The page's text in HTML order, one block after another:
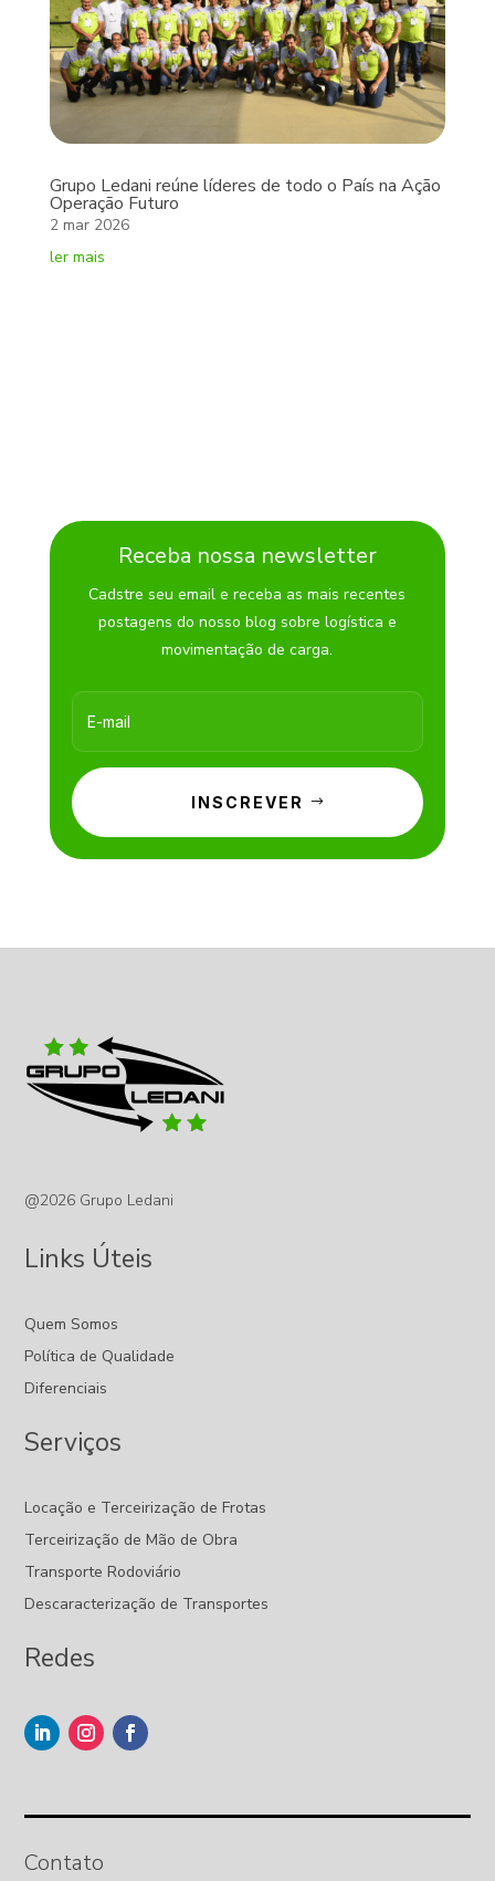
Grupo Ledani reúne líderes de todo o País na Ação
Operação Futuro
2 mar 2026
ler mais
Receba nossa newsletter
Cadstre seu email e receba as mais recentes
postagens do nosso blog sobre logística e
movimentação de carga.
INSCREVER
@2026 Grupo Ledani
Links Úteis
Quem Somos
Política de Qualidade
Diferenciais
Serviços
Locação e Terceirização de Frotas
Terceirização de Mão de Obra
Transporte Rodoviário
Descaracterização de Transportes
Redes
Contato